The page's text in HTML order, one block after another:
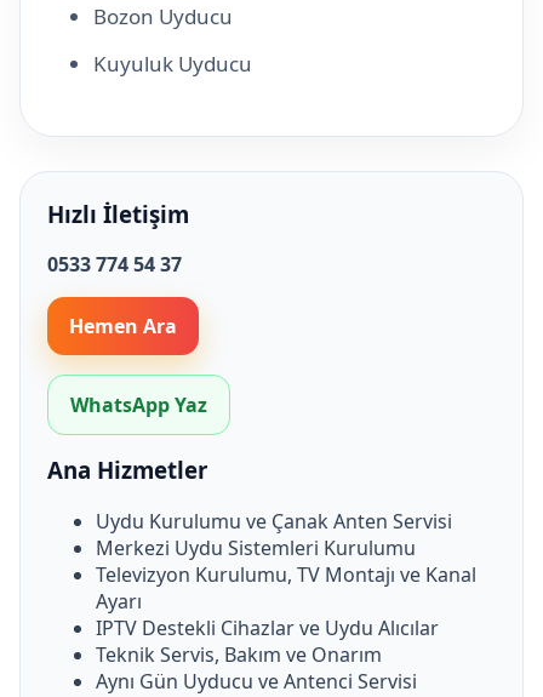
Bozon Uyducu
Kuyuluk Uyducu
Hızlı İletişim
0533 774 54 37
Hemen Ara
WhatsApp Yaz
Ana Hizmetler
Uydu Kurulumu ve Çanak Anten Servisi
Merkezi Uydu Sistemleri Kurulumu
Televizyon Kurulumu, TV Montajı ve Kanal
Ayarı
IPTV Destekli Cihazlar ve Uydu Alıcılar
Teknik Servis, Bakım ve Onarım
Aynı Gün Uyducu ve Antenci Servisi